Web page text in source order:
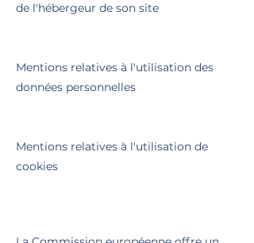
de l'hébergeur de son site
Mentions relatives à l'utilisation des
données personnelles
Mentions relatives à l'utilisation de
cookies